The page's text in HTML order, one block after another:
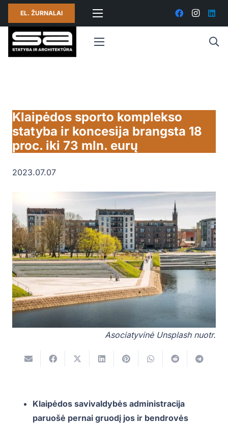
EL. ŽURNALAI
Klaipėdos sporto komplekso
statyba ir koncesija brangsta 18
proc. iki 73 mln. eurų
2023.07.07
Asociatyvinė Unsplash nuotr.
Klaipėdos savivaldybės administracija
paruošė pernai gruodį jos ir bendrovės